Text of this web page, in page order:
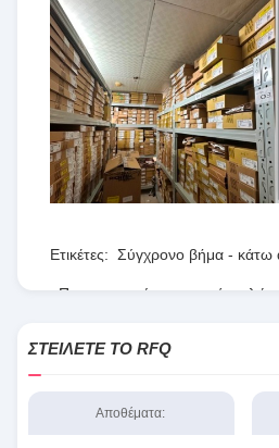
Ετικέτες: Σύγχρονο βήμα - κάτω
Προγραμματίσημη σειρά
ΣΤΕΊΛΕΤΕ ΤΟ RFQ
Αποθέματα: